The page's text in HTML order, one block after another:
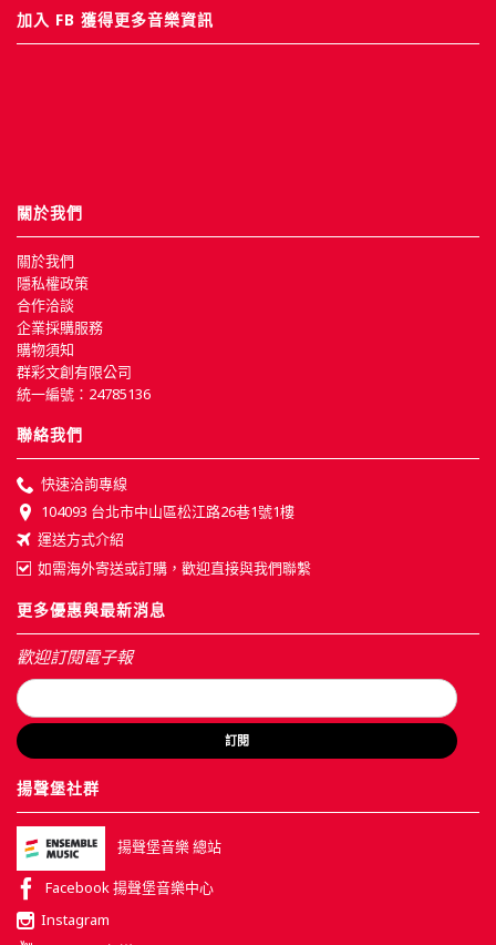
加入 FB 獲得更多音樂資訊
關於我們
關於我們
隱私權政策
合作洽談
企業採購服務
購物須知
群彩文創有限公司
統一編號：24785136
聯絡我們
快速洽詢專線
104093 台北市中山區松江路26巷1號1樓
運送方式介紹
如需海外寄送或訂購，歡迎直接與我們聯繫
更多優惠與最新消息
歡迎訂閱電子報
訂閱
揚聲堡社群
揚聲堡音樂 總站
Facebook 揚聲堡音樂中心
Instagram